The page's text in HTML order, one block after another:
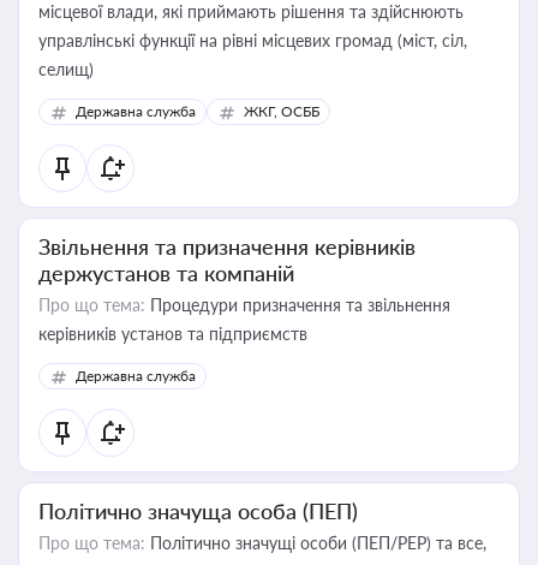
місцевої влади, які приймають рішення та здійснюють
управлінські функції на рівні місцевих громад (міст, сіл,
селищ)
Державна служба ЖКГ, ОСББ
Звільнення та призначення керівників
держустанов та компаній
Про що тема: Процедури призначення та звільнення
керівників установ та підприємств
Державна служба
Політично значуща особа (ПЕП)
Про що тема: Політично значущі особи (ПЕП/PEP) та все,